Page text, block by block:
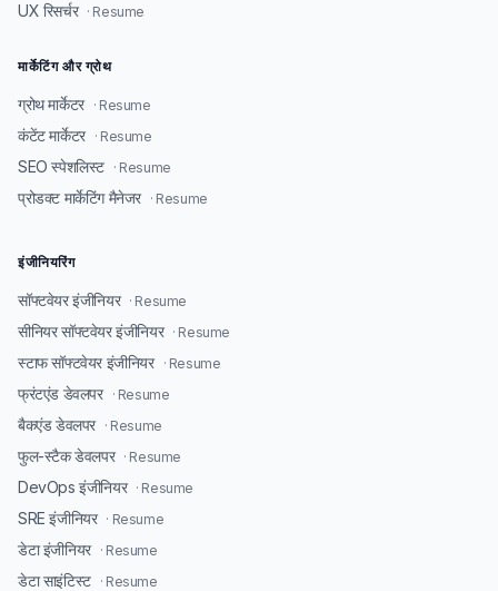
UX रिसर्चर · Resume
मार्केटिंग और ग्रोथ
ग्रोथ मार्केटर · Resume
कंटेंट मार्केटर · Resume
SEO स्पेशलिस्ट · Resume
प्रोडक्ट मार्केटिंग मैनेजर · Resume
इंजीनियरिंग
सॉफ्टवेयर इंजीनियर · Resume
सीनियर सॉफ्टवेयर इंजीनियर · Resume
स्टाफ सॉफ्टवेयर इंजीनियर · Resume
फ्रंटएंड डेवलपर · Resume
बैकएंड डेवलपर · Resume
फुल-स्टैक डेवलपर · Resume
DevOps इंजीनियर · Resume
SRE इंजीनियर · Resume
डेटा इंजीनियर · Resume
डेटा साइंटिस्ट · Resume